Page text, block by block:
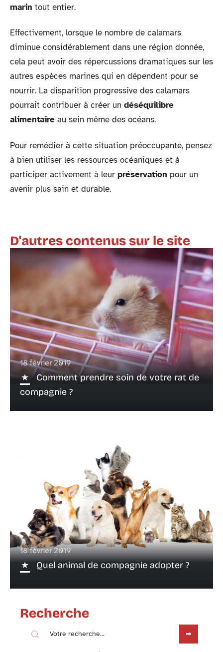
marin tout entier.
Effectivement, lorsque le nombre de calamars
diminue considérablement dans une région donnée,
cela peut avoir des répercussions dramatiques sur les
autres espèces marines qui en dépendent pour se
nourrir. La disparition progressive des calamars
pourrait contribuer à créer un déséquilibre
alimentaire au sein même des océans.
Pour remédier à cette situation préoccupante, pensez
à bien utiliser les ressources océaniques et à
participer activement à leur préservation pour un
avenir plus sain et durable.
D'autres contenus sur le site
18 février 2019
Comment prendre soin de votre rat de
compagnie ?
18 février 2019
Quel animal de compagnie adopter ?
Recherche